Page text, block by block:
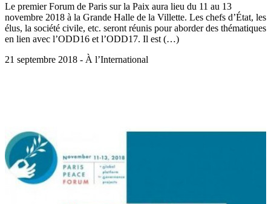
Le premier Forum de Paris sur la Paix aura lieu du 11 au 13
novembre 2018 à la Grande Halle de la Villette. Les chefs d’État, les
élus, la société civile, etc. seront réunis pour aborder des thématiques
en lien avec l’ODD16 et l’ODD17. Il est (…)
21 septembre 2018 - À l’International